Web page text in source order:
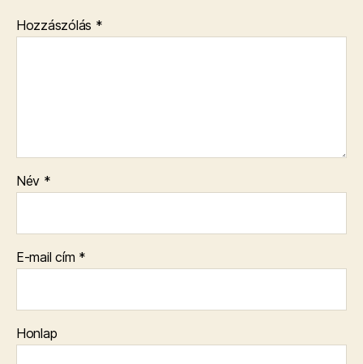
Hozzászólás *
Név *
E-mail cím *
Honlap